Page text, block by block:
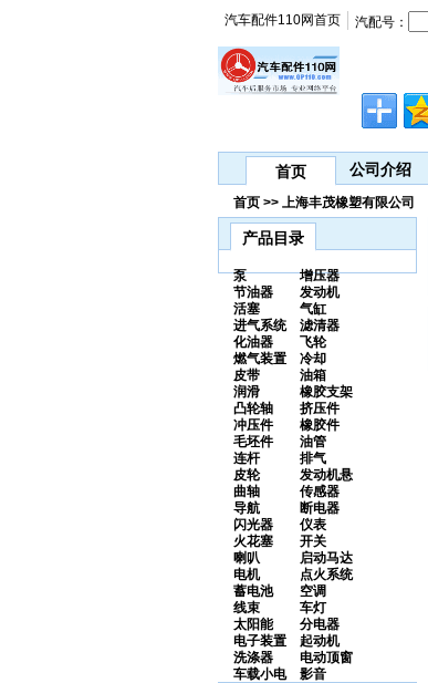
汽车配件110网首页 汽配号：
首页 公司介绍
首页 >> 上海丰茂橡塑有限公司
产品目录
泵
增压器
节油器
发动机
活塞
气缸
进气系统
滤清器
化油器
飞轮
燃气装置
冷却
皮带
油箱
润滑
橡胶支架
凸轮轴
挤压件
冲压件
橡胶件
毛坯件
油管
连杆
排气
皮轮
发动机悬
曲轴
传感器
导航
断电器
闪光器
仪表
火花塞
开关
喇叭
启动马达
电机
点火系统
蓄电池
空调
线束
车灯
太阳能
分电器
电子装置
起动机
洗涤器
电动顶窗
车载小电
影音